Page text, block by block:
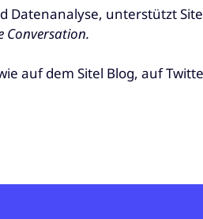
unterstützt
Conversation.
auf dem Sitel Blog, auf